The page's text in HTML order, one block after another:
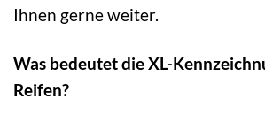
Ihnen gerne weiter.
Was bedeutet die XL-
Reifen?